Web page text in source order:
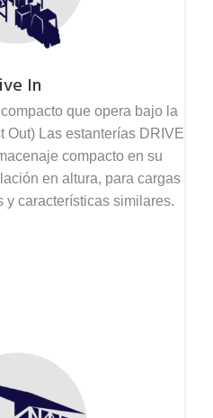
In
que opera bajo la
Out) Las estanterías DRIVE
compacto en su
en altura, para cargas
y características similares.